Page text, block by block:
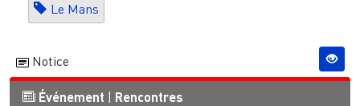
Le Mans
Notice
Événement | Rencontres